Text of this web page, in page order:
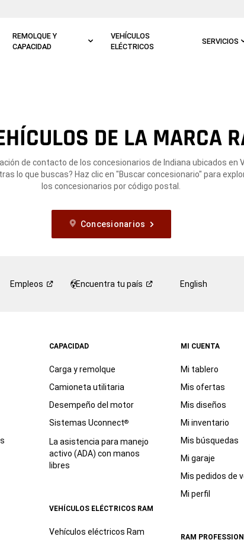
REMOLQUE Y
CAPACIDAD
VEHÍCULOS
ELÉCTRICOS
SERVICIOS
DE LA MARCA
de contacto de los concesionarios de Indiana ubicados en
lo que buscas? Haz clic en "Buscar concesionario" para
los concesionarios por código postal.
Concesionarios
Empleos Encuentra tu país English
CAPACIDAD
Carga y remolque
Camioneta utilitaria
Desempeño del motor
Sistemas Uconnect®
La asistencia para manejo
activo (ADA) con manos
libres
VEHÍCULOS ELÉCTRICOS RAM
Vehículos eléctricos Ram
MI CUENTA
Mi tablero
Mis ofertas
Mis diseños
Mi inventario
Mis búsquedas
Mi garaje
Mis pedidos de
Mi perfil
RAM